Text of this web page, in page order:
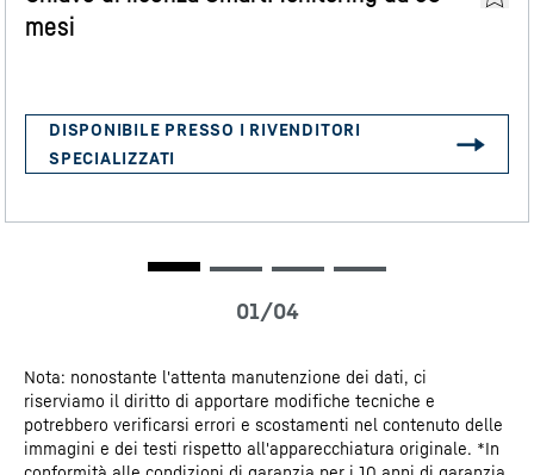
Relè di allarme
In caso di allarme, il centro di controllo viene informato
subito, generalmente attraverso il collegamento al
Dati 3D
mesi
Nota: nonostante l'attenta manutenzione dei dati, ci
riserviamo il diritto di apportare modifiche tecniche e
potrebbero verificarsi errori e scostamenti nel contenuto delle
immagini e dei testi rispetto all'apparecchiatura originale. *In